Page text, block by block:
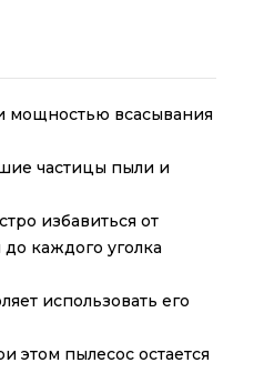
мощностью всасывания
частицы пыли и
избавиться от
каждого уголка
использовать его
этом пылесос остается